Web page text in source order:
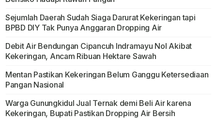
Sejumlah Daerah Sudah Siaga Darurat Kekeringan tapi
BPBD DIY Tak Punya Anggaran Dropping Air
Debit Air Bendungan Cipancuh Indramayu Nol Akibat
Kekeringan, Ancam Ribuan Hektare Sawah
Mentan Pastikan Kekeringan Belum Ganggu Ketersediaan
Pangan Nasional
Warga Gunungkidul Jual Ternak demi Beli Air karena
Kekeringan, Bupati Pastikan Dropping Air Bersih